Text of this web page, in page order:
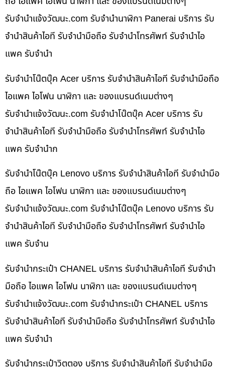
รับจํานําแจ้งวัฒนะ.com รับจำนำนาฬิกา Panerai บริการ รับ
จำนำสินค้าไอที รับจำนำมือถือ รับจำนำโทรศัพท์ รับจำนำไอ
แพค รับจำนำ
รับจำนำโน๊ตบุ๊ค Acer บริการ รับจำนำสินค้าไอที รับจำนำมือถือ
ไอแพค ไอโฟน นาฬิกา และ ของแบรนด์เนมต่างๆ
รับจํานําแจ้งวัฒนะ.com รับจำนำโน๊ตบุ๊ค Acer บริการ รับ
จำนำสินค้าไอที รับจำนำมือถือ รับจำนำโทรศัพท์ รับจำนำไอ
แพค รับจำนำก
รับจำนำโน๊ตบุ๊ค Lenovo บริการ รับจำนำสินค้าไอที รับจำนำมือ
ถือ ไอแพค ไอโฟน นาฬิกา และ ของแบรนด์เนมต่างๆ
รับจํานําแจ้งวัฒนะ.com รับจำนำโน๊ตบุ๊ค Lenovo บริการ รับ
จำนำสินค้าไอที รับจำนำมือถือ รับจำนำโทรศัพท์ รับจำนำไอ
แพค รับจำน
รับจำนำกระเป๋า CHANEL บริการ รับจำนำสินค้าไอที รับจำนำ
มือถือ ไอแพค ไอโฟน นาฬิกา และ ของแบรนด์เนมต่างๆ
รับจํานําแจ้งวัฒนะ.com รับจำนำกระเป๋า CHANEL บริการ
รับจำนำสินค้าไอที รับจำนำมือถือ รับจำนำโทรศัพท์ รับจำนำไอ
แพค รับจำนำ
รับจำนำกระเป๋าวิตตอง บริการ รับจำนำสินค้าไอที รับจำนำมือ